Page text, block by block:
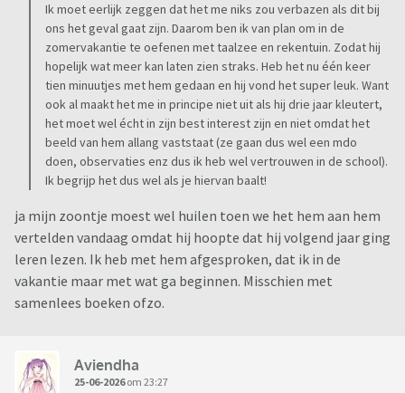
Ik moet eerlijk zeggen dat het me niks zou verbazen als dit bij
ons het geval gaat zijn. Daarom ben ik van plan om in de
zomervakantie te oefenen met taalzee en rekentuin. Zodat hij
hopelijk wat meer kan laten zien straks. Heb het nu één keer
tien minuutjes met hem gedaan en hij vond het super leuk. Want
ook al maakt het me in principe niet uit als hij drie jaar kleutert,
het moet wel écht in zijn best interest zijn en niet omdat het
beeld van hem allang vaststaat (ze gaan dus wel een mdo
doen, observaties enz dus ik heb wel vertrouwen in de school).
Ik begrijp het dus wel als je hiervan baalt!
ja mijn zoontje moest wel huilen toen we het hem aan hem
vertelden vandaag omdat hij hoopte dat hij volgend jaar ging
leren lezen. Ik heb met hem afgesproken, dat ik in de
vakantie maar met wat ga beginnen. Misschien met
samenlees boeken ofzo.
Aviendha
25-06-2026om 23:27